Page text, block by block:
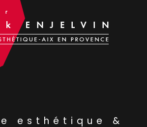
esthétique &